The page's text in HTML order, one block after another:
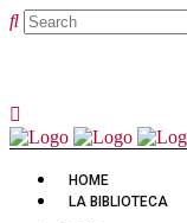
HOME
LA BIBLIOTECA